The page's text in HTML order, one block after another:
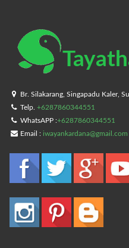
Br. Silakarang, Singapadu Kaler,
Telp.+6287860344551
WhatsAPP :+6287860344551
Email :iwayankardana@gmail.com